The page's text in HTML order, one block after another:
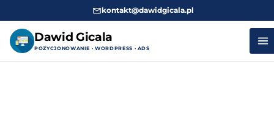
kontakt@dawidgicala.pl
Dawid Gicala
POZYCJONOWANIE · WORDPRESS · ADS